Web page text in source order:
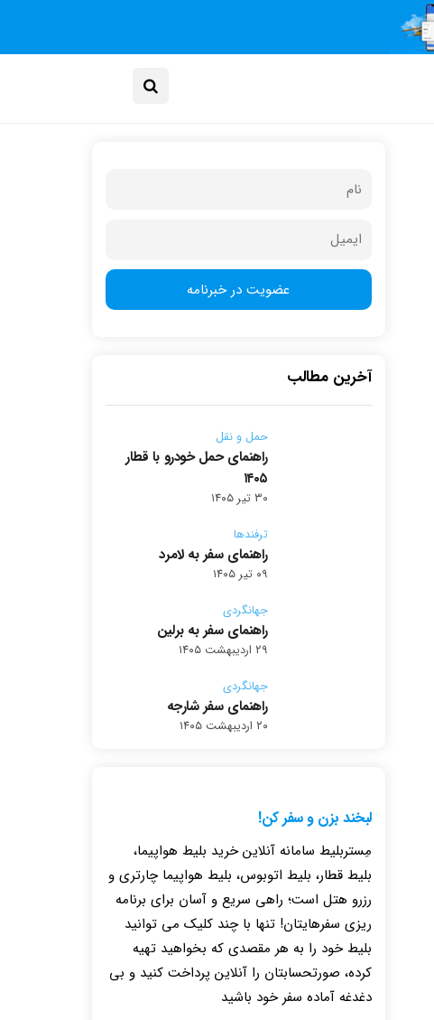
آخرین مطالب
حمل و نقل
راهنمای حمل خودرو با قطار
۱۴۰۵
۳۰ تیر ۱۴۰۵
ترفندها
راهنمای سفر به لامرد
۰۹ تیر ۱۴۰۵
جهانگردی
راهنمای سفر به برلین
۲۹ اردیبهشت ۱۴۰۵
جهانگردی
راهنمای سفر شارجه
۲۰ اردیبهشت ۱۴۰۵
لبخند بزن و سفر کن!
مِستربلیط سامانه آنلاین خرید بلیط هواپیما،
بلیط قطار، بلیط اتوبوس، بلیط هواپیما چارتری و
رزرو هتل است؛ راهی سریع و آسان برای برنامه
ریزی سفرهایتان! تنها با چند کلیک می توانید
بلیط خود را به هر مقصدی که بخواهید تهیه
کرده، صورتحسابتان را آنلاین پرداخت کنید و بی
دغدغه آماده سفر خود باشید